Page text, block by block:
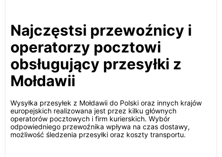
Najczęstsi przewoźnicy i
operatorzy pocztowi
obsługujący przesyłki z
Mołdawii
Wysyłka przesyłek z Mołdawii do Polski oraz innych krajów
europejskich realizowana jest przez kilku głównych
operatorów pocztowych i firm kurierskich. Wybór
odpowiedniego przewoźnika wpływa na czas dostawy,
możliwość śledzenia przesyłki oraz koszty transportu.